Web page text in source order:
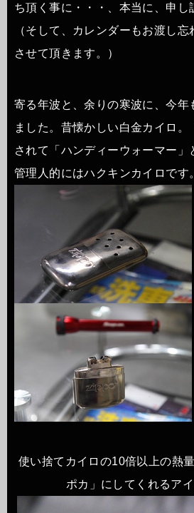
ち頂く事に・・・、本当に、申し
（そして、カレンダーもお渡し
させて頂きます。）
寄る年波と、余りの寒波に、今年
ました。昔懐かしい白金カイロ。
されて「ハンディーウォーマー」
管理人的にはハクキンカイロです
使い捨てカイロの10倍以上の熱
ポカ」にしてくれるアイ